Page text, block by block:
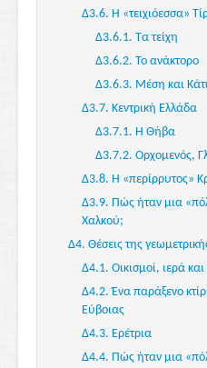
Α3.1. Εισαγωγικά
Α3.2. Ο εξωτερικός
Α3.2.1. Tα δύο
Α3.3.2. Νόστος και
Α3.3.3. Νόστος και
Δ3.6. Η «τειχιόεσσα»
Δ3.6.1. Τα τείχη
Δ3.6.2. Το ανάκτορο
Δ3.6.3. Μέση και
Δ3.7. Κεντρική Ελλάδα
Δ3.7.1. Η Θήβα
Δ3.7.2. Ορχομενός,
Δ3.8. Η «περίρρυτος»
Δ3.9. Πώς ήταν μια
Χαλκού;
Δ4. Θέσεις της
Δ4.1. Οικισμοί, ιερά
Δ4.2. Ένα παράξενο
Εύβοιας
Δ4.3. Ερέτρια
Δ4.4. Πώς ήταν μια